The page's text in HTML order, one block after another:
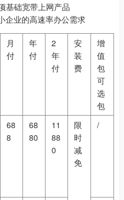
基础宽带上网产品
企业的高速率办公需求
月
付
年
付
2
年
付
安
装
费
增
值
包
可
选
包
68
8
68
80
11
88
0
限
时
减
免
/